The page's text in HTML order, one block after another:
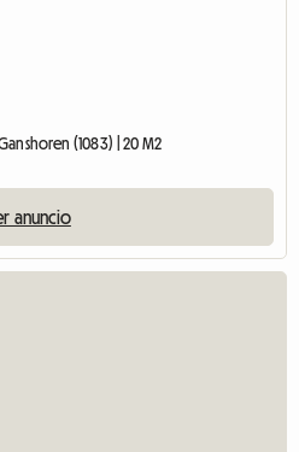
(1083) | 20 M2
anuncio